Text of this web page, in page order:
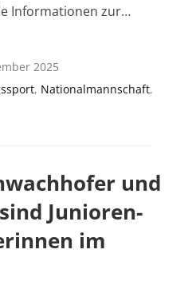
Informationen zur…
2025
, Nationalmannschaft,
und
Junioren-
im